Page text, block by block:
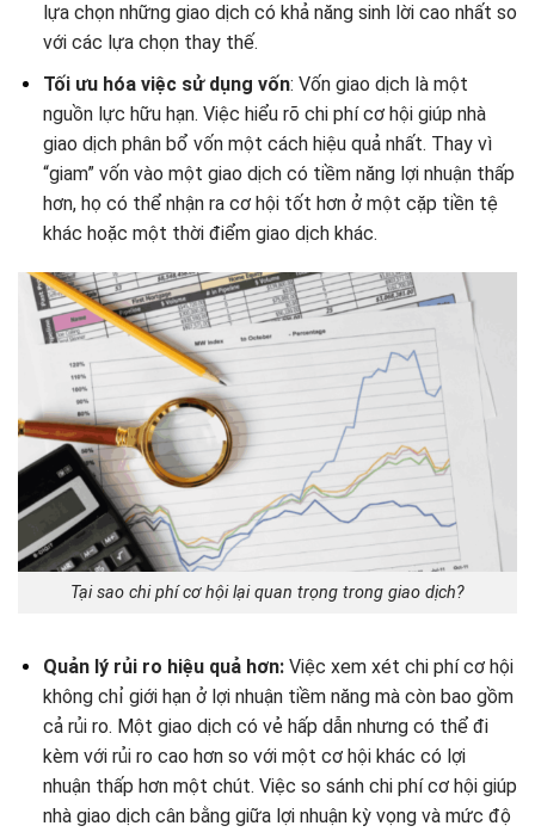
lựa chọn những giao dịch có khả năng sinh lời cao nhất so
với các lựa chọn thay thế.
Tối ưu hóa việc sử dụng vốn: Vốn giao dịch là một
nguồn lực hữu hạn. Việc hiểu rõ chi phí cơ hội giúp nhà
giao dịch phân bổ vốn một cách hiệu quả nhất. Thay vì
“giam” vốn vào một giao dịch có tiềm năng lợi nhuận thấp
hơn, họ có thể nhận ra cơ hội tốt hơn ở một cặp tiền tệ
khác hoặc một thời điểm giao dịch khác.
Tại sao chi phí cơ hội lại quan trọng trong giao dịch?
Quản lý rủi ro hiệu quả hơn:Việc xem xét chi phí cơ hội
không chỉ giới hạn ở lợi nhuận tiềm năng mà còn bao gồm
cả rủi ro. Một giao dịch có vẻ hấp dẫn nhưng có thể đi
kèm với rủi ro cao hơn so với một cơ hội khác có lợi
nhuận thấp hơn một chút. Việc so sánh chi phí cơ hội giúp
nhà giao dịch cân bằng giữa lợi nhuận kỳ vọng và mức độ